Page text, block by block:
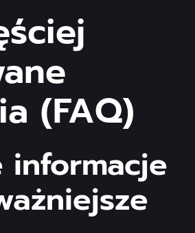
(FAQ)
informacje